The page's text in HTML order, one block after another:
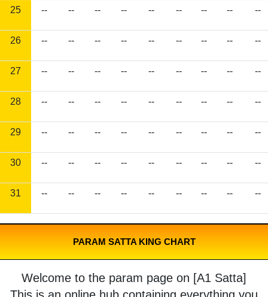
25 -- -- -- -- -- -- -- -- --
26 -- -- -- -- -- -- -- -- --
27 -- -- -- -- -- -- -- -- --
28 -- -- -- -- -- -- -- -- --
29 -- -- -- -- -- -- -- -- --
30 -- -- -- -- -- -- -- -- --
31 -- -- -- -- -- -- -- -- --
PARAM SATTA KING CHART
Welcome to the param page on [A1 Satta]